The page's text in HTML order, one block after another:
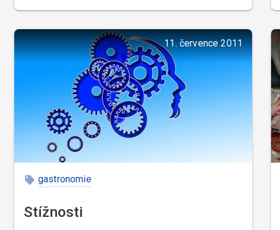
11. července 2011
gastronomie
Stížnosti